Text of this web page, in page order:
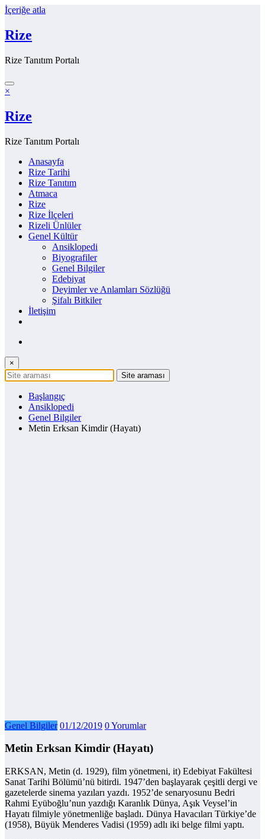
İçeriğe atla
Rize
Rize Tanıtım Portalı
×
Rize
Rize Tanıtım Portalı
Anasayfa
Rize Tarihi
Rize Tanıtım
Atmaca
Rize
Rize İlçeleri
Rizeli Ünlüler
Genel Kültür
Ansiklopedi
Biyografiler
Genel Bilgiler
Edebiyat
Deyimler ve Anlamları Sözlüğü
Şifalı Bitkiler
İletişim
×
Başlangıç
Ansiklopedi
Genel Bilgiler
Metin Erksan Kimdir (Hayatı)
Genel Bilgiler 01/12/2019 0 Yorumlar
Metin Erksan Kimdir (Hayatı)
ERKSAN, Metin (d. 1929), film yönetmeni, it) Edebiyat Fakültesi
Sanat Tarihi Bölümü’nü bitirdi. 1947’den başlayarak çeşitli dergi ve
gazetelerde sinema yazıları yazdı. 1952’de senaryosunu Bedri
Rahmi Eyüboğlu’nun yazdığı Karanlık Dünya, Aşık Veysel’in
Hayatı filmiyle yönetmenliğe başladı. Dünya Havacıları Türkiye’de
(1958), Büyük Menderes Vadisi (1959) adlı iki belge filmi yaptı.